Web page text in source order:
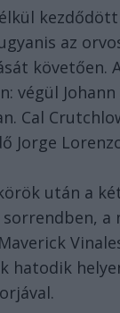
az
követően.
végül
Cal
Jorge
után a
a
hatodik